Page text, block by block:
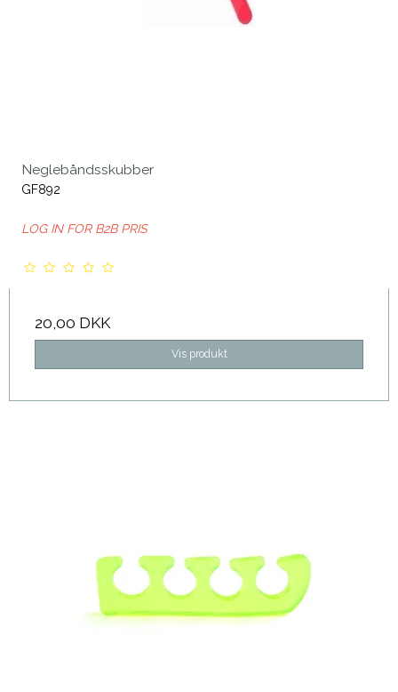
Neglebåndsskubber
GF892
LOG IN FOR B2B PRIS
20,00 DKK
Vis produkt